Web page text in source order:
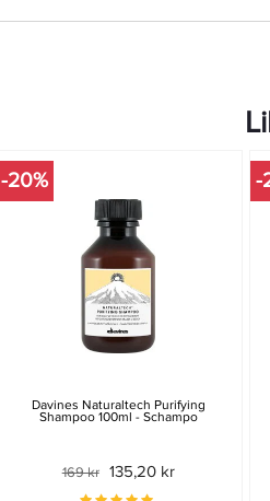
-20%
Davines Naturaltech Purifying
Shampoo 100ml - Schampo
169 kr 135,20 kr
-